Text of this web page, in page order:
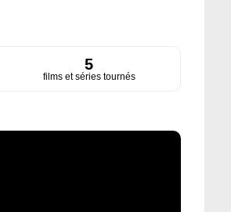
5
films et séries tournés